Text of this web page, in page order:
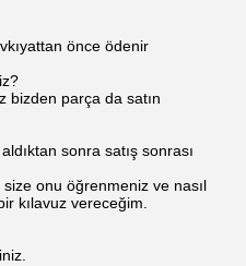
önce ödenir
bizden parça da satın
sonra satış sonrası
size onu öğrenmeniz ve nasıl
kılavuz vereceğim.